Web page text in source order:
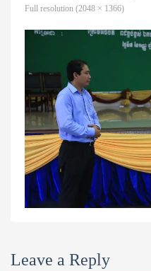
Full resolution (2048 × 1366)
Leave a Reply